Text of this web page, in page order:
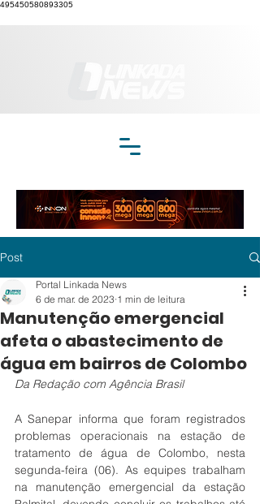
495450580893305
Post
Manutenção emergencial
afeta o abastecimento de
água em bairros de Colombo
Portal Linkada News
6 de mar. de 2023 1 min de leitura
Da Redação com Agência Brasil
A Sanepar informa que foram registrados
problemas operacionais na estação de
tratamento de água de Colombo, nesta
segunda-feira (06). As equipes trabalham
na manutenção emergencial da estação